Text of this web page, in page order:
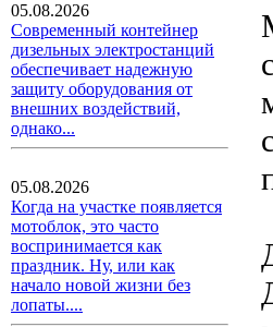
05.08.2026
Современный контейнер
дизельных электростанций
обеспечивает надежную
защиту оборудования от
внешних воздействий,
однако...
05.08.2026
Когда на участке появляется
мотоблок, это часто
воспринимается как
праздник. Ну, или как
начало новой жизни без
лопаты....